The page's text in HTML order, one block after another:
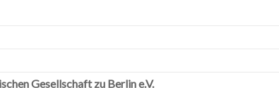
Gesellschaft zu Berlin e.V.